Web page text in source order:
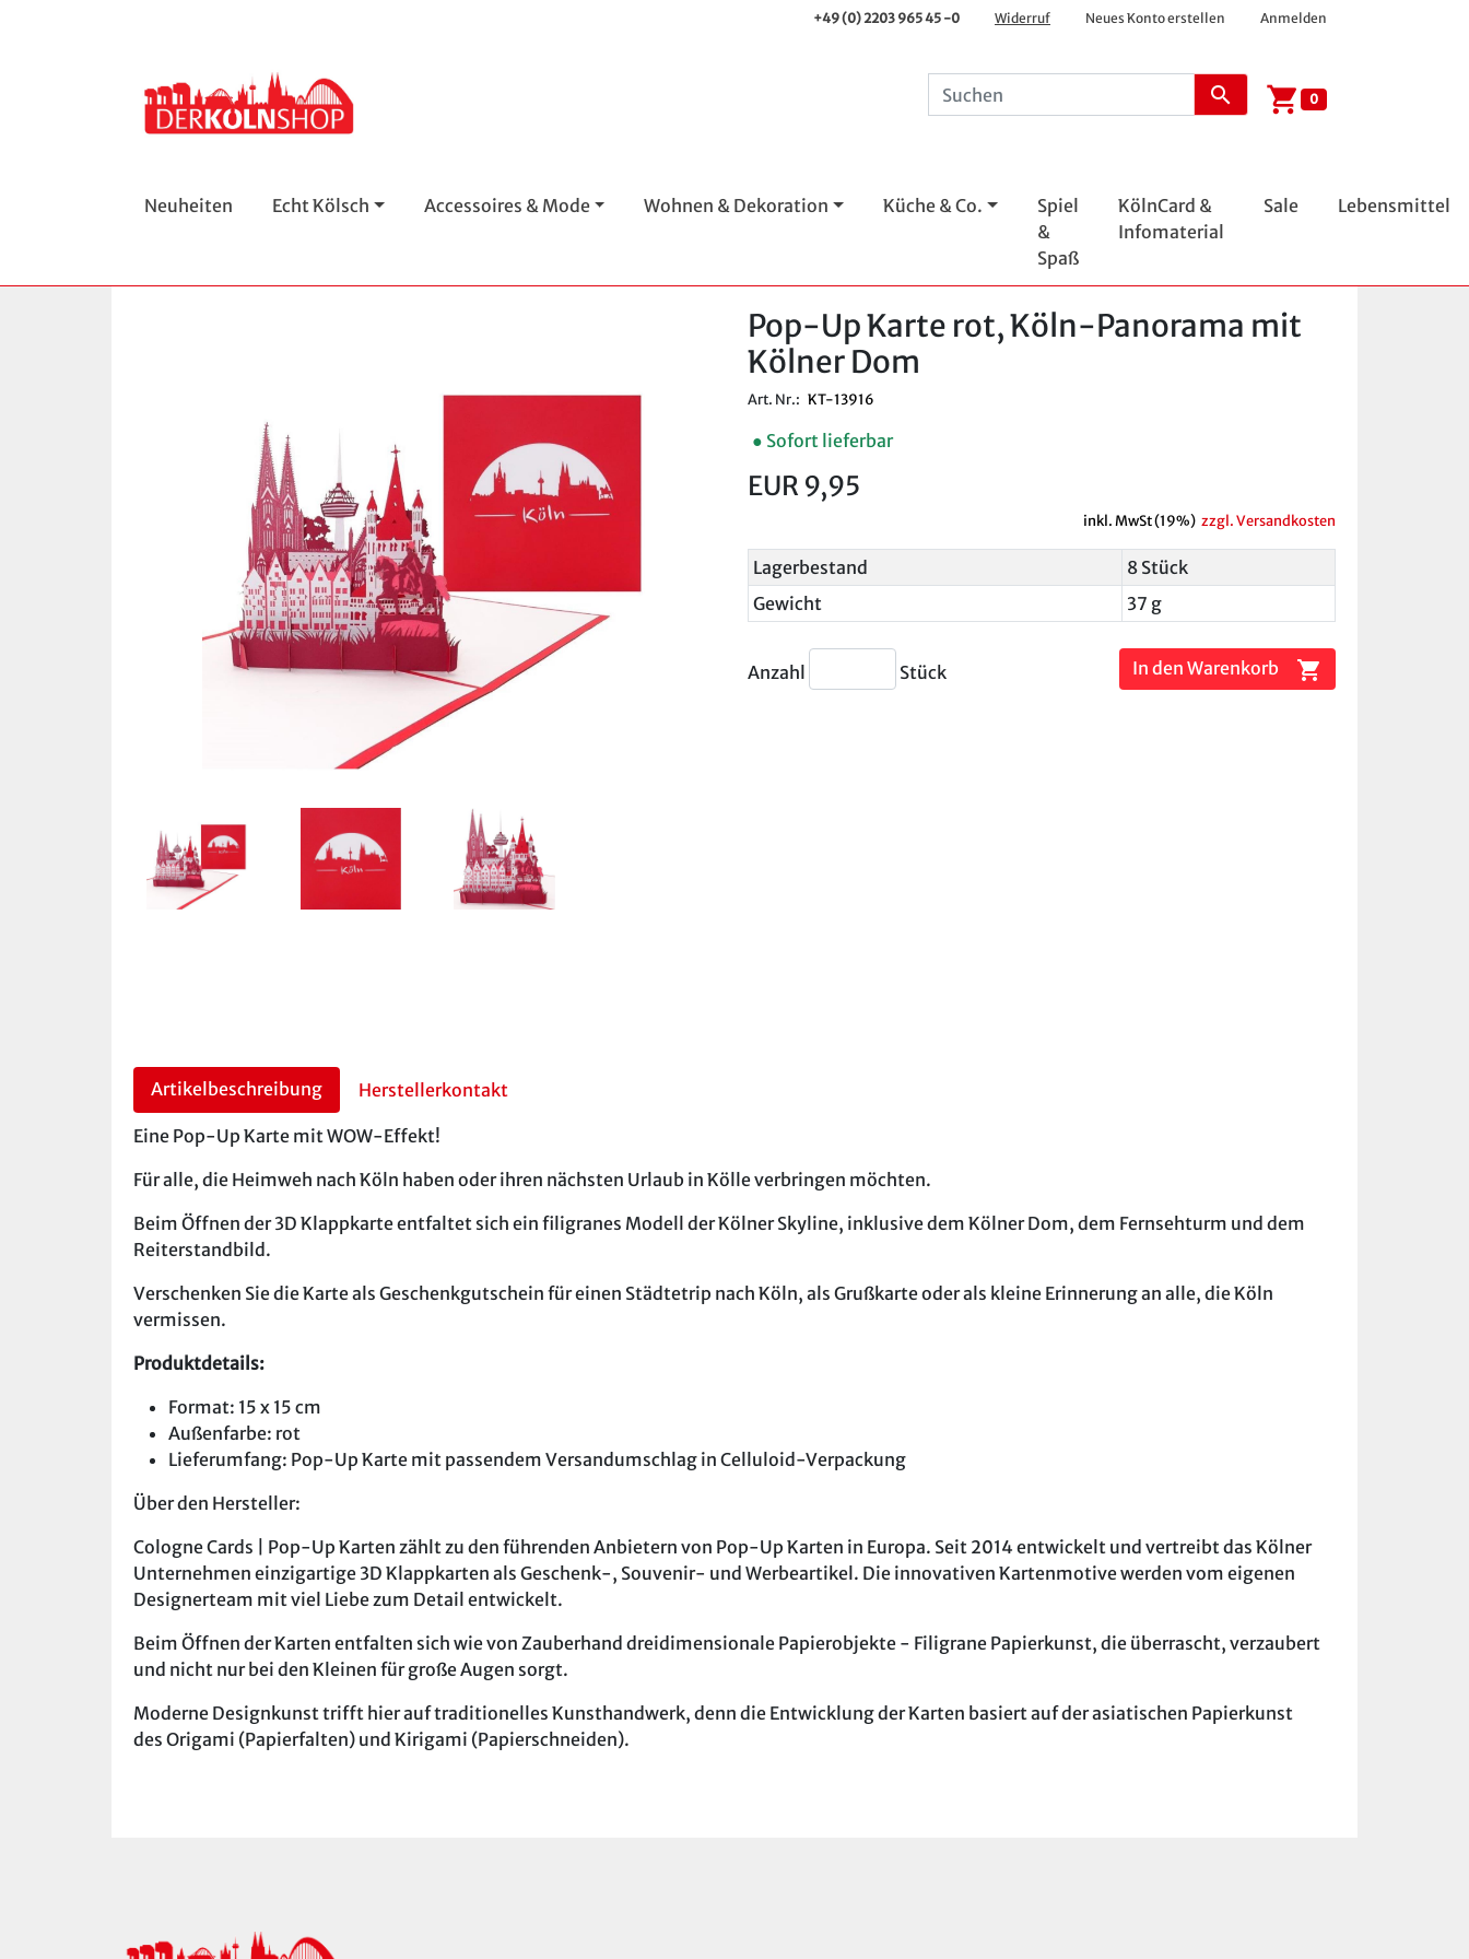
+49 (0) 2203 965 45 -0 Widerruf Neues Konto erstellen Anmelden
search shopping_cart 0
Neuheiten Echt Kölsch Accessoires & Mode Wohnen & Dekoration Küche & Co.
Spiel
&
Spaß
KölnCard &
Infomaterial
Sale Lebensmittel
Pop-Up Karte rot, Köln-Panorama mit
Kölner Dom
Art. Nr.: KT-13916
● Sofort lieferbar
EUR 9,95
inkl. MwSt (19%) zzgl. Versandkosten
Lagerbestand
8 Stück
Gewicht
37 g
Anzahl Stück In den Warenkorb shopping_cart
Artikelbeschreibung Herstellerkontakt
Eine Pop-Up Karte mit WOW-Effekt!
Für alle, die Heimweh nach Köln haben oder ihren nächsten Urlaub in Kölle verbringen möchten.
Beim Öffnen der 3D Klappkarte entfaltet sich ein filigranes Modell der Kölner Skyline, inklusive dem Kölner Dom, dem Fernsehturm und dem
Reiterstandbild.
Verschenken Sie die Karte als Geschenkgutschein für einen Städtetrip nach Köln, als Grußkarte oder als kleine Erinnerung an alle, die Köln
vermissen.
Produktdetails:
Format: 15 x 15 cm
Außenfarbe: rot
Lieferumfang: Pop-Up Karte mit passendem Versandumschlag in Celluloid-Verpackung
Über den Hersteller:
Cologne Cards | Pop-Up Karten zählt zu den führenden Anbietern von Pop-Up Karten in Europa. Seit 2014 entwickelt und vertreibt das Kölner
Unternehmen einzigartige 3D Klappkarten als Geschenk-, Souvenir- und Werbeartikel. Die innovativen Kartenmotive werden vom eigenen
Designerteam mit viel Liebe zum Detail entwickelt.
Beim Öffnen der Karten entfalten sich wie von Zauberhand dreidimensionale Papierobjekte - Filigrane Papierkunst, die überrascht, verzaubert
und nicht nur bei den Kleinen für große Augen sorgt.
Moderne Designkunst trifft hier auf traditionelles Kunsthandwerk, denn die Entwicklung der Karten basiert auf der asiatischen Papierkunst
des Origami (Papierfalten) und Kirigami (Papierschneiden).